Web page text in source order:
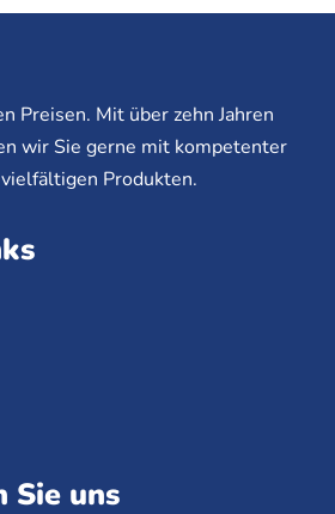
Preisen. Mit über zehn Jahren
wir Sie gerne mit kompetenter
Produkten.
Sie uns